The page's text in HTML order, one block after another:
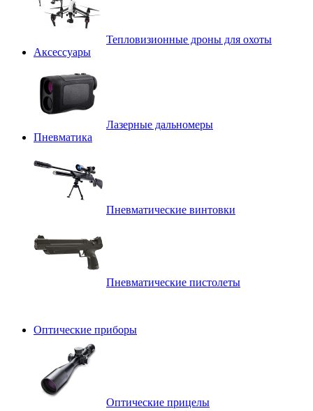
Тепловизионные дроны для охоты
Аксессуары
Лазерные дальномеры
Пневматика
Пневматические винтовки
Пневматические пистолеты
Оптические приборы
Оптические прицелы